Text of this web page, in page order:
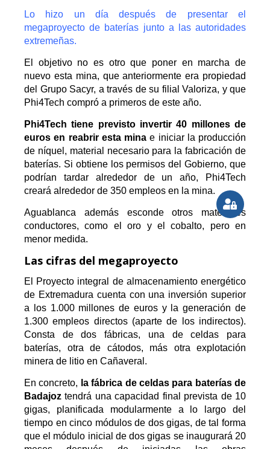
Lo hizo un día después de presentar el
megaproyecto de baterías junto a las autoridades
extremeñas.
El objetivo no es otro que poner en marcha de
nuevo esta mina, que anteriormente era propiedad
del Grupo Sacyr, a través de su filial Valoriza, y que
Phi4Tech compró a primeros de este año.
Phi4Tech tiene previsto invertir 40 millones de
euros en reabrir esta mina e iniciar la producción
de níquel, material necesario para la fabricación de
baterías. Si obtiene los permisos del Gobierno, que
podrían tardar alrededor de un año, Phi4Tech
creará alrededor de 350 empleos en la mina.
Aguablanca además esconde otros materiales
conductores, como el oro y el cobalto, pero en
menor medida.
Las cifras del megaproyecto
El Proyecto integral de almacenamiento energético
de Extremadura cuenta con una inversión superior
a los 1.000 millones de euros y la generación de
1.300 empleos directos (aparte de los indirectos).
Consta de dos fábricas, una de celdas para
baterías, otra de cátodos, más otra explotación
minera de litio en Cañaveral.
En concreto, la fábrica de celdas para baterías de
Badajoz tendrá una capacidad final prevista de 10
gigas, planificada modularmente a lo largo del
tiempo en cinco módulos de dos gigas, de tal forma
que el módulo inicial de dos gigas se inaugurará 20